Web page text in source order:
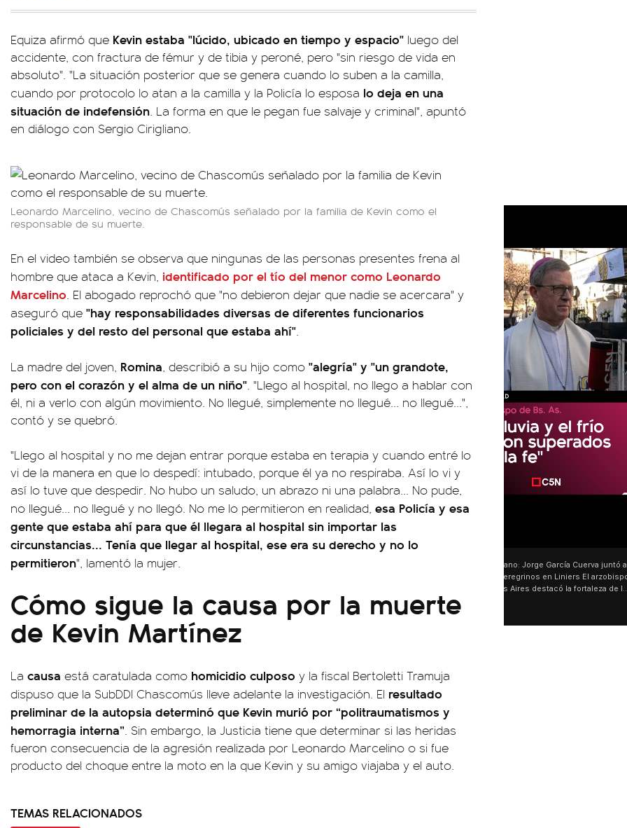
Equiza afirmó que Kevin estaba "lúcido, ubicado en tiempo y espacio" luego del
accidente, con fractura de fémur y de tibia y peroné, pero "sin riesgo de vida en
absoluto". "La situación posterior que se genera cuando lo suben a la camilla,
cuando por protocolo lo atan a la camilla y la Policía lo esposa lo deja en una
situación de indefensión. La forma en que le pegan fue salvaje y criminal", apuntó
en diálogo con Sergio Cirigliano.
Leonardo Marcelino, vecino de Chascomús señalado por la familia de Kevin como el
responsable de su muerte.
En el video también se observa que ningunas de las personas presentes frena al
hombre que ataca a Kevin, identificado por el tío del menor como Leonardo
Marcelino. El abogado reprochó que "no debieron dejar que nadie se acercara" y
aseguró que "hay responsabilidades diversas de diferentes funcionarios
policiales y del resto del personal que estaba ahí".
La madre del joven, Romina, describió a su hijo como "alegría" y "un grandote,
pero con el corazón y el alma de un niño". "Llego al hospital, no llego a hablar con
él, ni a verlo con algún movimiento. No llegué, simplemente no llegué... no llegué...",
contó y se quebró.
"Llego al hospital y no me dejan entrar porque estaba en terapia y cuando entré lo
vi de la manera en que lo despedí: intubado, porque él ya no respiraba. Así lo vi y
así lo tuve que despedir. No hubo un saludo, un abrazo ni una palabra... No pude,
no llegué... no llegué y no llegó. No me lo permitieron en realidad, esa Policía y esa
gente que estaba ahí para que él llegara al hospital sin importar las
circunstancias... Tenía que llegar al hospital, ese era su derecho y no lo
permitieron", lamentó la mujer.
Cómo sigue la causa por la muerte
de Kevin Martínez
La causa está caratulada como homicidio culposo y la fiscal Bertoletti Tramuja
dispuso que la SubDDI Chascomús lleve adelante la investigación. El resultado
preliminar de la autopsia determinó que Kevin murió por “politraumatismos y
hemorragia interna”. Sin embargo, la Justicia tiene que determinar si las heridas
fueron consecuencia de la agresión realizada por Leonardo Marcelino o si fue
producto del choque entre la moto en la que Kevin y su amigo viajaba y el auto.
TEMAS RELACIONADOS
🗣️ "El Gobierno sufrió una
Axel Kicillof, gobernador de
Buenos Aires, caracterizó el
como "una lista sábana con
y destacó "la movilización